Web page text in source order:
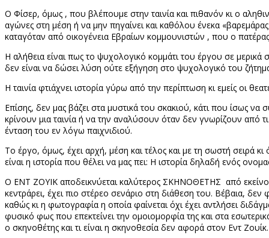
Ο Φίσερ, όμως , που βλέπουμε στην ταινία και πιθανόν κι ο
αγώνες στη μέση ή να μην πηγαίνει και καθόλου ένεκα
καταγόταν από οικογένεια Εβραίων κομμουνιστών , που ο
Η αλήθεια είναι πως το ψυχολογικό κομμάτι του έργου σε μερικά
δεν είναι να δώσει λύση ούτε εξήγηση στο ψυχολογικό του
Η ταινία φτιάχνει ιστορία γύρω από την περίπτωση κι εμείς οι
Επίσης, δεν μας βάζει στα μυστικά του σκακιού, κάτι που ίσως να
κρίνουν μια ταινία ή να την αναλύσουν όταν δεν γνωρίζουν από
ένταση του εν λόγω παιχνιδιού.
Το έργο, όμως, έχει αρχή, μέση και τέλος και με τη σωστή σειρά
είναι η ιστορία που θέλει να μας πει: Η ιστορία δηλαδή ενός
Ο ΕΝΤ ΖΟΥΙΚ αποδεικνύεται καλύτερος ΣΚΗΝΟΘΕΤΗΣ από εκείνον
κεντράρει, έχει πιο στέρεο σενάριο στη διάθεση του. Βέβαια, δεν
καθώς κι η φωτογραφία η οποία φαίνεται όχι έχει αντλήσει
φυσικό φως που επεκτείνει την ομοιομορφία της και στα
ο σκηνοθέτης και τι είναι η σκηνοθεσία δεν αφορά στον Εντ Ζουίκ.